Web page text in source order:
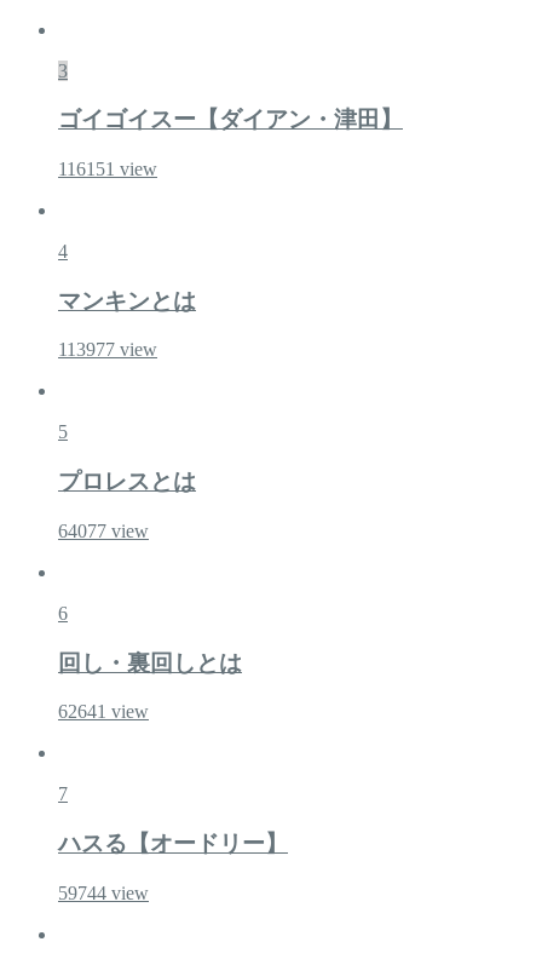
3
ゴイゴイスー【ダイアン・津田】
116151 view
4
マンキンとは
113977 view
5
プロレスとは
64077 view
6
回し・裏回しとは
62641 view
7
ハスる【オードリー】
59744 view